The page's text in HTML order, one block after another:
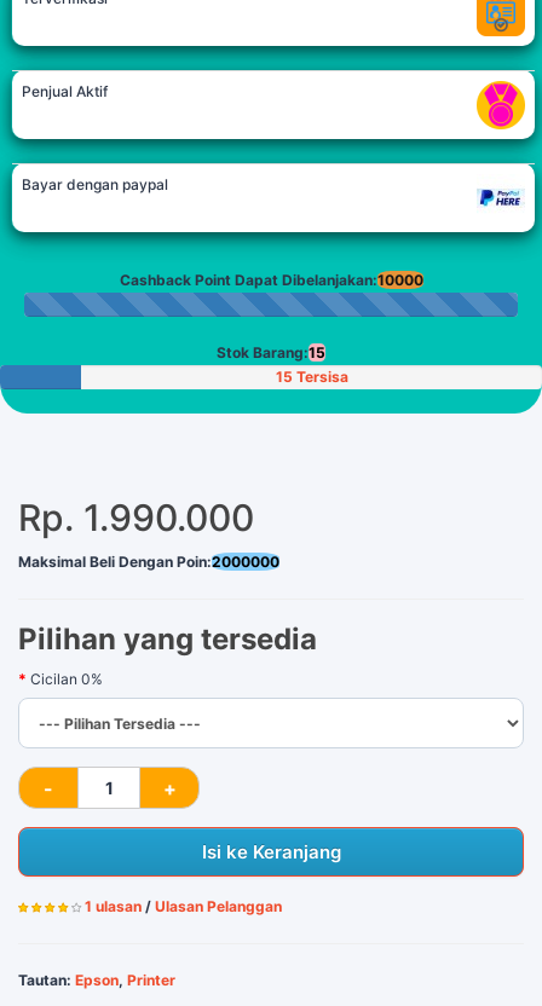
Penjual Aktif
Bayar dengan paypal
Cashback Point Dapat Dibelanjakan:10000
Stok Barang:15
15 Tersisa
Rp. 1.990.000
Maksimal Beli Dengan Poin:2000000
Pilihan yang tersedia
Cicilan 0%
Isi ke Keranjang
1 ulasan / Ulasan Pelanggan
Tautan: Epson, Printer